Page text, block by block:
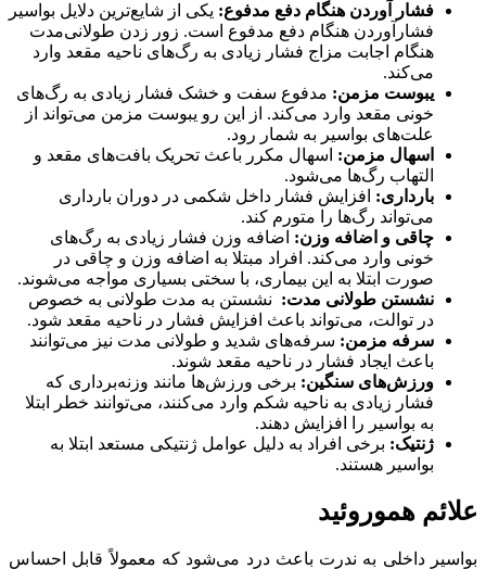
فشار آوردن هنگام دفع مدفوع: یکی از شایع‌ترین دلایل بواسیر
فشارآوردن هنگام دفع مدفوع است. زور زدن طولانی‌مدت
هنگام اجابت مزاج فشار زیادی به رگ‌های ناحیه مقعد وارد
می‌کند.
یبوست مزمن: مدفوع سفت و خشک فشار زیادی به رگ‌های
خونی مقعد وارد می‌کند. از این رو یبوست مزمن می‌تواند از
علت‌های بواسیر به شمار رود.
اسهال مزمن: اسهال مکرر باعث تحریک بافت‌های مقعد و
التهاب رگ‌ها می‌شود.
بارداری: افزایش فشار داخل شکمی در دوران بارداری
می‌تواند رگ‌ها را متورم کند.
چاقی و اضافه وزن: اضافه وزن فشار زیادی به رگ‌های
خونی وارد می‌کند. افراد مبتلا به اضافه وزن و چاقی در
صورت ابتلا به این بیماری، با سختی بسیاری مواجه می‌شوند.
نشستن طولانی مدت: نشستن به مدت طولانی به خصوص
در توالت، می‌تواند باعث افزایش فشار در ناحیه مقعد شود.
سرفه مزمن: سرفه‌های شدید و طولانی مدت نیز می‌توانند
باعث ایجاد فشار در ناحیه مقعد شوند.
ورزش‌های سنگین: برخی ورزش‌ها مانند وزنه‌برداری که
فشار زیادی به ناحیه شکم وارد می‌کنند، می‌توانند خطر ابتلا
به بواسیر را افزایش دهند.
ژنتیک: برخی افراد به دلیل عوامل ژنتیکی مستعد ابتلا به
بواسیر هستند.
علائم هموروئید
بواسیر داخلی به ندرت باعث درد می‌شود که معمولاً قابل احساس